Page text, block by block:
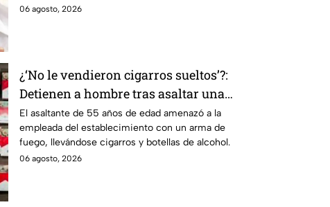
su gestión en el estado.
06 agosto, 2026
¿‘No le vendieron cigarros sueltos’?:
Detienen a hombre tras asaltar una
tienda y llevarse más de 30 cajetillas en
Iztapalapa
El asaltante de 55 años de edad amenazó a la
empleada del establecimiento con un arma de
fuego, llevándose cigarros y botellas de alcohol.
06 agosto, 2026